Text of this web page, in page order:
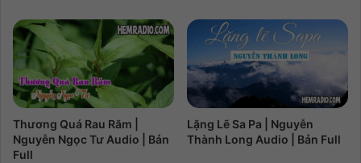
Thương Quá Rau Răm |
Nguyễn Ngọc Tư Audio | Bản
Full
Lặng Lẽ Sa Pa | Nguyễn
Thành Long Audio | Bản Full